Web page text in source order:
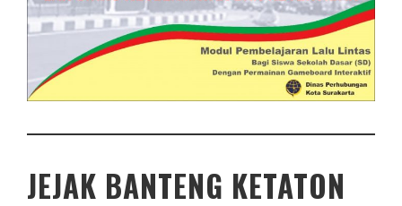
JEJAK BANTENG KETATON